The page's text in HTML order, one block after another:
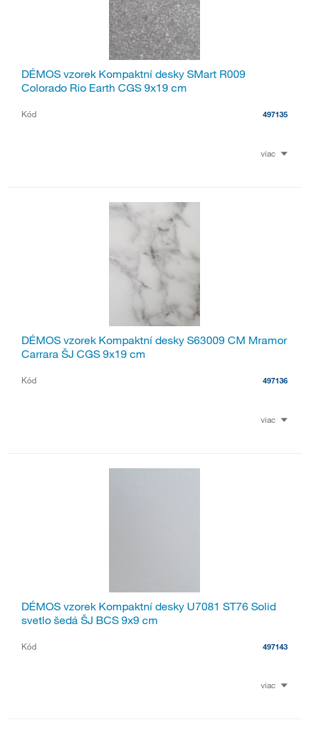
DÉMOS vzorek Kompaktní desky SMart R009
Colorado Rio Earth CGS 9x19 cm
Kód 497135
viac
DÉMOS vzorek Kompaktní desky S63009 CM Mramor
Carrara ŠJ CGS 9x19 cm
Kód 497136
viac
DÉMOS vzorek Kompaktní desky U7081 ST76 Solid
svetlo šedá ŠJ BCS 9x9 cm
Kód 497143
viac